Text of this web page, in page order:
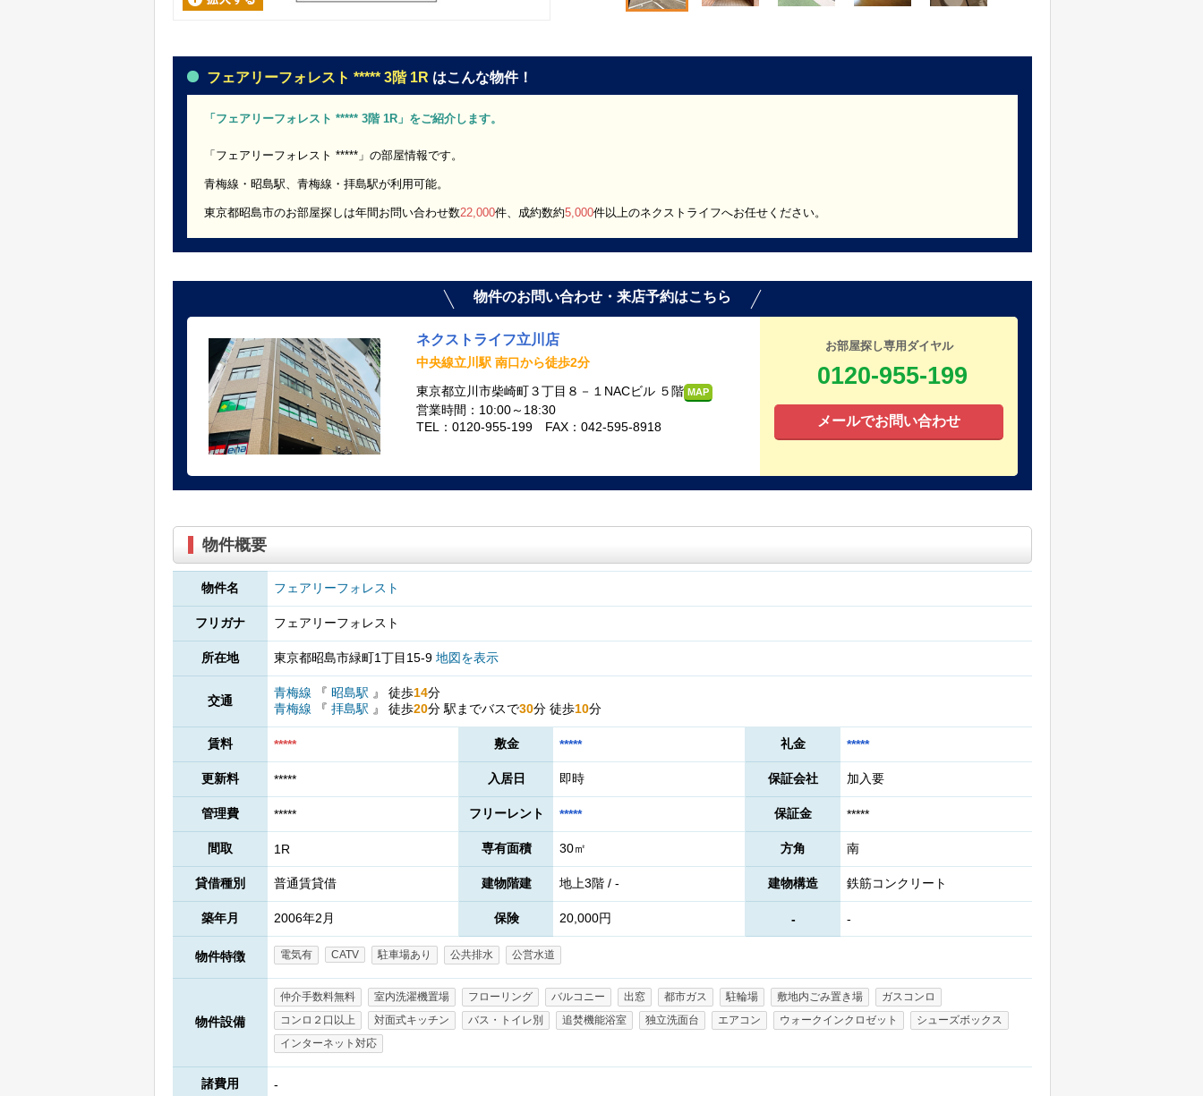
フェアリーフォレスト ***** 3階 1R はこんな物件！
「フェアリーフォレスト ***** 3階 1R」をご紹介します。
「フェアリーフォレスト *****」の部屋情報です。
青梅線・昭島駅、青梅線・拝島駅が利用可能。
東京都昭島市のお部屋探しは年間お問い合わせ数22,000件、成約数約5,000件以上のネクストライフへお任せください。
物件のお問い合わせ・来店予約はこちら
ネクストライフ立川店
中央線立川駅 南口から徒歩2分
東京都立川市柴崎町３丁目８－１NACビル ５階 MAP
営業時間：10:00～18:30
TEL：0120-955-199 FAX：042-595-8918
お部屋探し専用ダイヤル
0120-955-199
メールでお問い合わせ
物件概要
物件名 フェアリーフォレスト
フリガナ フェアリーフォレスト
所在地 東京都昭島市緑町1丁目15-9 地図を表示
交通
青梅線 『 昭島駅 』 徒歩14分
青梅線
『 拝島駅 』 徒歩20分 駅までバスで30分 徒歩10分
賃料 ***** 敷金 ***** 礼金 *****
更新料 ***** 入居日 即時 保証会社 加入要
管理費 ***** フリーレント ***** 保証金 *****
間取 1R 専有面積 30㎡ 方角 南
貸借種別 普通賃貸借 建物階建 地上3階 / - 建物構造 鉄筋コンクリート
築年月 2006年2月 保険 20,000円 - -
物件特徴 電気有 CATV 駐車場あり 公共排水 公営水道
物件設備
仲介手数料無料 室内洗濯機置場 フローリング バルコニー 出窓 都市ガス 駐輪場 敷地内ごみ置き場
ガスコンロ
コンロ２口以上
対面式キッチン バス・トイレ別 追焚機能浴室 独立洗面台 エアコン ウォークインクロゼット
シューズボックス
インターネット対応
諸費用 -